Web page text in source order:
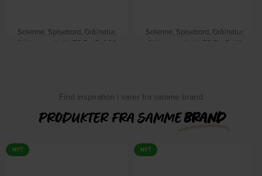
Solenne, Spisebord, Grå/natur,
Stål, keramik (H: 75.5 x B: 200
Solenne, Spisebord, Grå/natur,
Stål, keramik (H: 75.5 x B: 119
Find inspiration i varer fra samme brand
PRODUKTER FRA SAMMEBRAND
NYT NYT